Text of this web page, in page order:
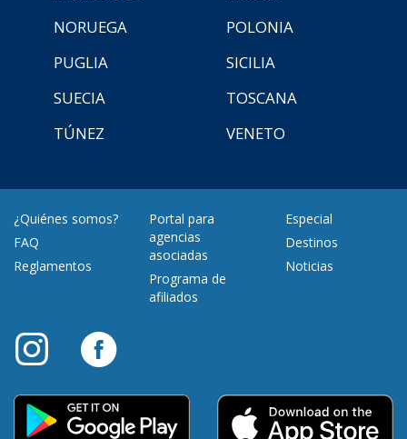
NORUEGA
POLONIA
PUGLIA
SICILIA
SUECIA
TOSCANA
TÚNEZ
VENETO
¿Quiénes somos?
FAQ
Reglamentos
Portal para
agencias
asociadas
Programa de
afiliados
Especial
Destinos
Noticias